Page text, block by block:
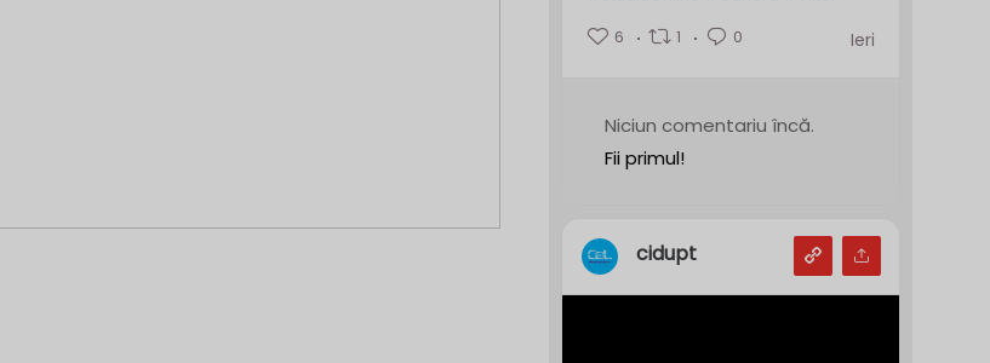
6
1 0 Ieri
Niciun comentariu încă.
Fii primul!
cidupt